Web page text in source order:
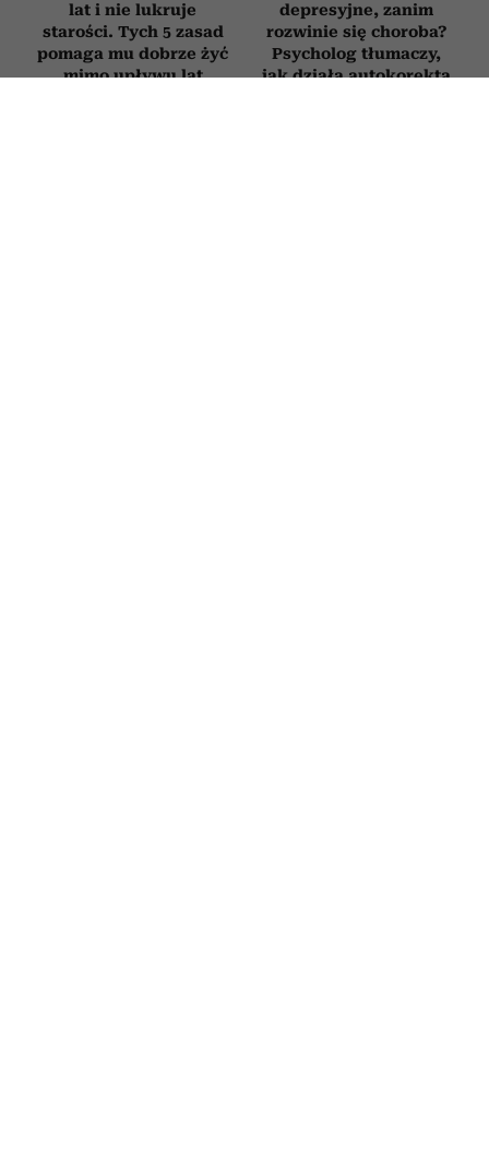
lat i nie lukruje
starości. Tych 5 zasad
pomaga mu dobrze żyć
mimo upływu lat
depresyjne, zanim
rozwinie się choroba?
Psycholog tłumaczy,
jak działa autokorekta